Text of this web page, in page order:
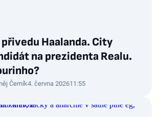
Haalanda. City
na prezidenta Realu.
Černík4. června 202611:55